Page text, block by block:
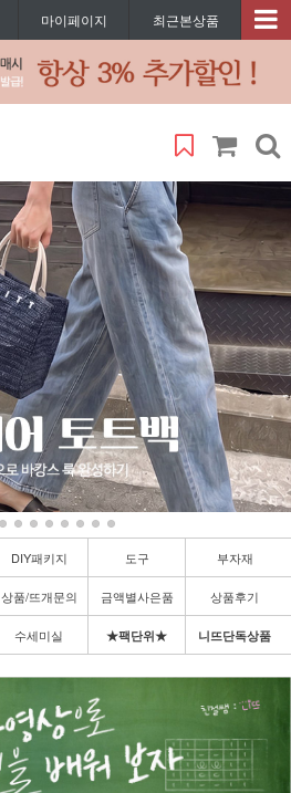
마이페이지 최근본상품
DIY패키지 도구 부자재
상품/뜨개문의 금액별사은품 상품후기
수세미실 ★팩단위★ 니뜨단독상품